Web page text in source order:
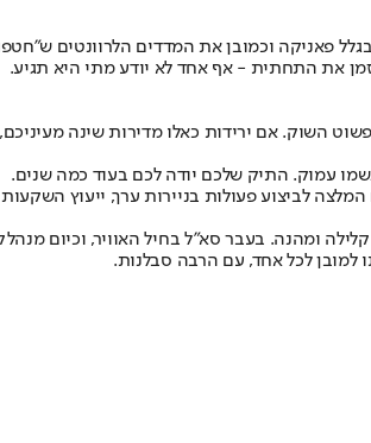
פאניקה וכמובן את המדדים הלרוונטים
את התחתית - אף אחד לא יודע מתי היא תגיע.
השוק. אם ירידות כאלו מדירות שינה
עמוק. התיק שלכם יודה לכם בעוד כמה שנים.
לביצוע פעולות בניירות ערך, ייעוץ
ומהנה. בעבר סא"ל בחיל האוויר, וכיום מנהל
למובן לכל אחד, עם הרבה סבלנות.